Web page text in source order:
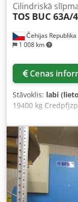
Čehijas Republika
1 008 km
Cilindriskā
TOS BUC 63A/
Cenas
Stāvoklis: labi
19400 kg
kW Maksimālais
starp centriem:
izstrādājuma